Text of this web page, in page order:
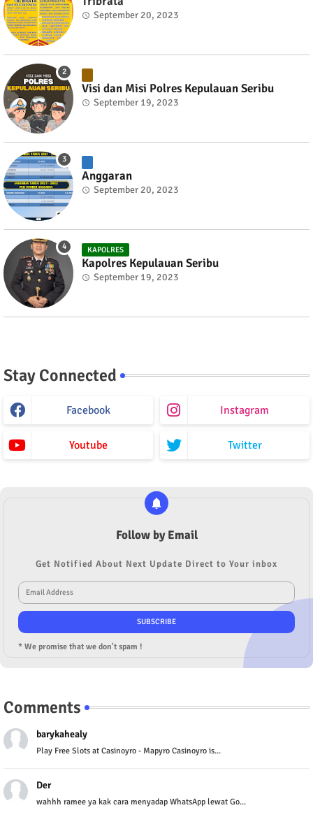
September 20, 2023
Visi dan Misi Polres Kepulauan Seribu
September 19, 2023
Anggaran
September 20, 2023
KAPOLRES
Kapolres Kepulauan Seribu
September 19, 2023
Stay Connected
Facebook Instagram
Youtube Twitter
Follow by Email
Get Notified About Next Update Direct to Your inbox
* We promise that we don't spam !
Comments
barykahealy
Play Free Slots at Casinoyro - Mapyro Casinoyro is...
Der
wahhh ramee ya kak cara menyadap WhatsApp lewat Go...